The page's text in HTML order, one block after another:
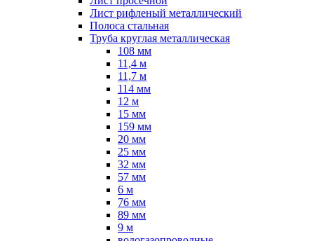
Лист рифленый металлический
Полоса стальная
Труба круглая металлическая
108 мм
11,4 м
11,7 м
114 мм
12 м
15 мм
159 мм
20 мм
25 мм
32 мм
57 мм
6 м
76 мм
89 мм
9 м